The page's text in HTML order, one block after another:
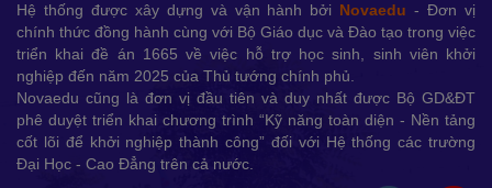
Hệ thống được xây dựng và vận hành bởi Novaedu - Đơn vị
chính thức đồng hành cùng với Bộ Giáo dục và Đào tạo trong việc
triển khai đề án 1665 về việc hỗ trợ học sinh, sinh viên khởi
nghiệp đến năm 2025 của Thủ tướng chính phủ.
Novaedu cũng là đơn vị đầu tiên và duy nhất được Bộ GD&ĐT
phê duyệt triển khai chương trình “Kỹ năng toàn diện - Nền tảng
cốt lõi để khởi nghiệp thành công” đối với Hệ thống các trường
Đại Học - Cao Đẳng trên cả nước.